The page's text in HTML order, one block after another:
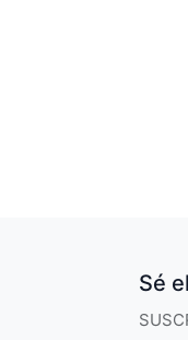
Sé